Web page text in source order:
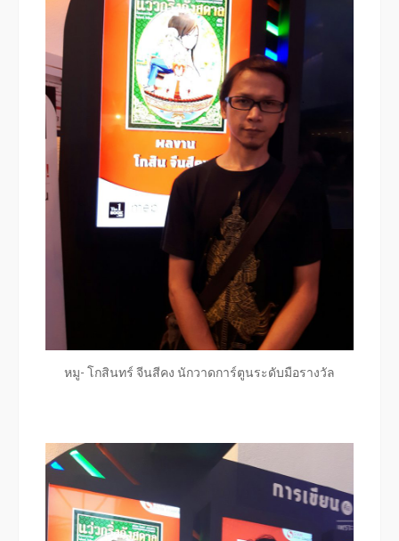
หมู- โกสินทร์ จีนสีคง นักวาดการ์ตูนระดับมือรางวัล